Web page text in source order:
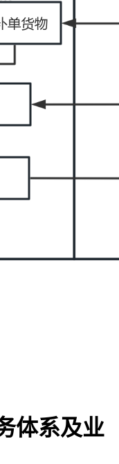
体系及业